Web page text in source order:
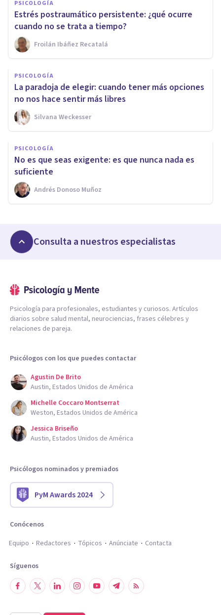
PSICOLOGÍA
Estrés postraumático persistente: ¿qué ocurre
cuando no se trata a tiempo?
Froilán Ibáñez Recatalá
PSICOLOGÍA
La paradoja de elegir: cuando tener más opciones
no nos hace sentir más libres
Silvana Weckesser
PSICOLOGÍA
No es que seas exigente: es que nunca nada es
suficiente
Andrés Donoso Muñoz
Consulta a nuestros especialistas
Psicología para profesionales, estudiantes y curiosos. Artículos
diarios sobre salud mental, neurociencias, frases célebres y
relaciones de pareja.
Psicólogos con los que puedes contactar
Agustin De Brito
Austin, Estados Unidos de América
Michelle Coccaro Montserrat
Weston, Estados Unidos de América
Jessica Briseño
Austin, Estados Unidos de América
Psicólogos nominados y premiados
PyM Awards 2024
Conócenos
Equipo
Redactores Tópicos Anúnciate Contacta
Síguenos